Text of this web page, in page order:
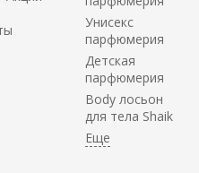
Унисекс
парфюмерия
Детская
парфюмерия
Body лосьон
для тела Shaik